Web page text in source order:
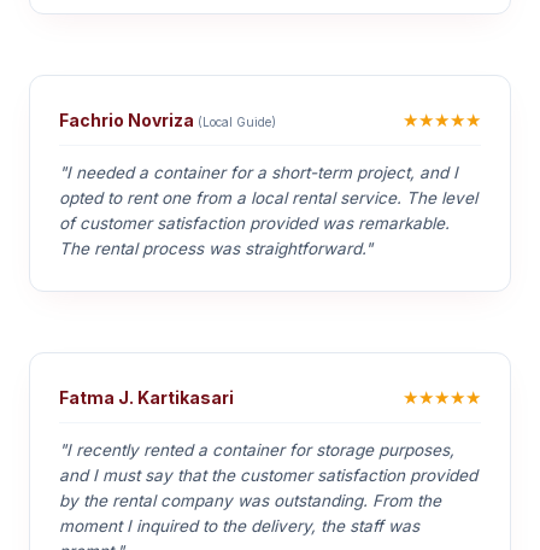
Fachrio Novriza (Local Guide) ★★★★★
"I needed a container for a short-term project, and I
opted to rent one from a local rental service. The level
of customer satisfaction provided was remarkable.
The rental process was straightforward."
Fatma J. Kartikasari ★★★★★
"I recently rented a container for storage purposes,
and I must say that the customer satisfaction provided
by the rental company was outstanding. From the
moment I inquired to the delivery, the staff was